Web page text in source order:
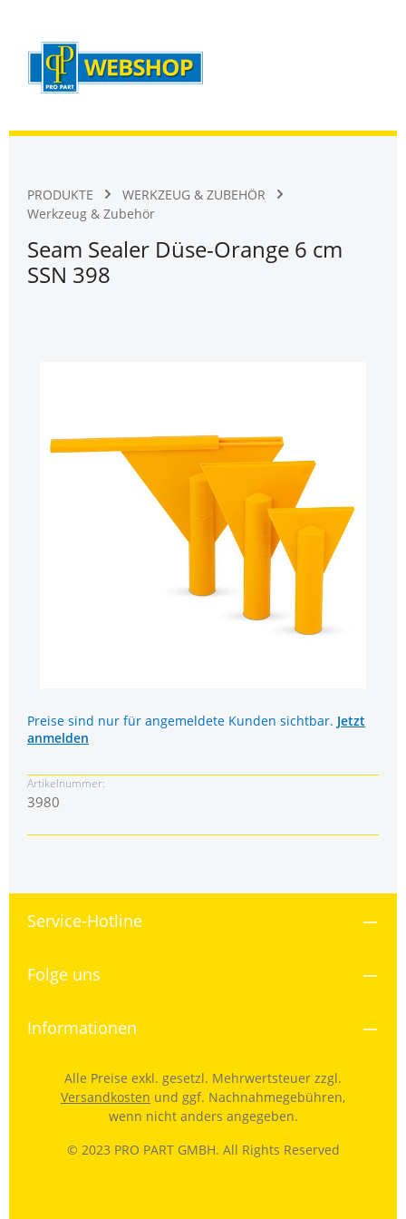
PRODUKTE
WERKZEUG & ZUBEHÖR
Werkzeug & Zubehör
Seam Sealer Düse-Orange 6 cm
SSN 398
Preise sind nur für angemeldete Kunden sichtbar. Jetzt
anmelden
Artikelnummer:
3980
Service-Hotline
Folge uns
Informationen
© 2023 PRO PART GMBH. All Rights Reserved
Alle Preise exkl. gesetzl. Mehrwertsteuer zzgl.
Versandkosten und ggf. Nachnahmegebühren,
wenn nicht anders angegeben.